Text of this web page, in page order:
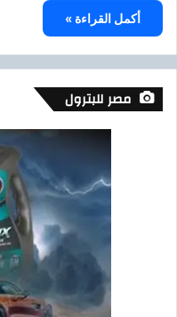
أكمل القراءة »
مصر للبترول